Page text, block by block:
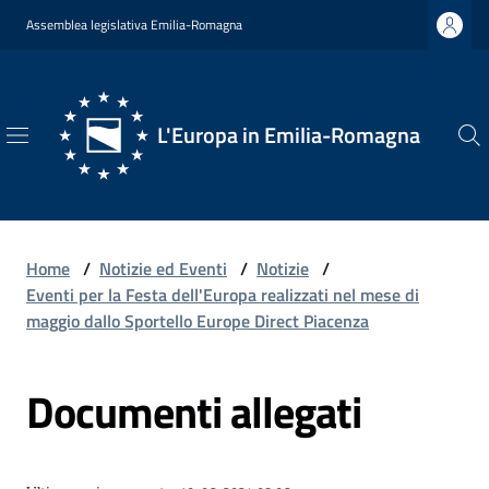
Vai al contenuto
Vai alla navigazione
Vai al footer
Assemblea legislativa Emilia-Romagna
L'Europa in Emilia-Romagna
L'Europa
Romagna
Siamo
Home / Notizie ed Eventi / Notizie /
Eventi per la Festa dell'Europa realizzati nel mese di
maggio dallo Sportello Europe Direct Piacenza
Documenti allegati